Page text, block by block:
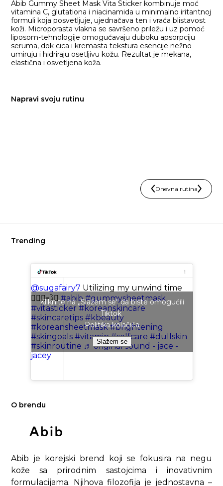
Abib Gummy Sheet Mask Vita Sticker kombinuje moć
vitamina C, glutationa i niacinamida u minimalno iritantnoj
formuli koja posvetljuje, ujednačava ten i vraća blistavost
koži. Microporasta vlakna se savršeno priležu i uz pomoć
liposom-tehnologije omogućavaju duboku apsorpciju
seruma, dok cica i kremasta tekstura esencije nežno
umiruju i hidriraju osetljivu kožu. Rezultat je mekana,
elastična i osvetljena koža.
Napravi svoju rutinu
Dnevna rutina
Trending
@sugafairy7 Utilizing my unwind time
🧖🏻‍♀️💨✨#abib #gummysheetmask
#vitasticker #koreanskincare
#skincaretips #kbeauty
#koreansheetmask #brightening
#skingoals #vitamin #selfcare #dullskin
#skinroutine ♬ original sound - jace -
jacey
Kliknite na „Slažem se“ da biste omogućili
Tiktok
Politika kolačića
Slažem se
O brendu
Abib je korejski brend koji se fokusira na negu
kože sa prirodnim sastojcima i inovativnim
formulacijama. Njihova filozofija je jednostavna –